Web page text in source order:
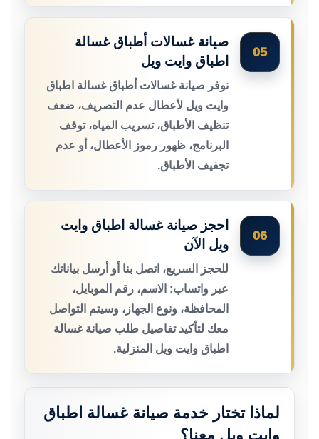
05
صيانة غسالات أطباق غسالة
اطباق وايت ويل
نوفر صيانة غسالات أطباق غسالة اطباق
وايت ويل لأعطال عدم التصريف، ضعف
تنظيف الأطباق، تسريب المياه، توقف
البرنامج، ظهور رموز الأعطال، أو عدم
تجفيف الأطباق.
06
احجز صيانة غسالة اطباق وايت
ويل الآن
للحجز السريع، اتصل بنا أو أرسل بياناتك
عبر واتساب: الاسم، رقم الموبايل،
المحافظة، ونوع الجهاز، وسيتم التواصل
معك لتأكيد تفاصيل طلب صيانة غسالة
اطباق وايت ويل المنزلية.
لماذا تختار خدمة صيانة غسالة اطباق
وايت ويل معنا؟